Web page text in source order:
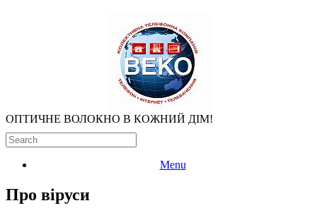
ОПТИЧНЕ ВОЛОКНО В КОЖНИЙ ДІМ!
Menu
Про віруси